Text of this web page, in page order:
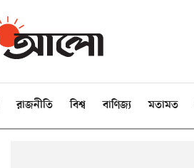
রাজনীতি বিশ্ব বাণিজ্য মতামত